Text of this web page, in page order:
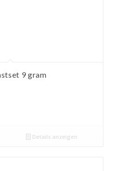
9 gram
Details anzeigen